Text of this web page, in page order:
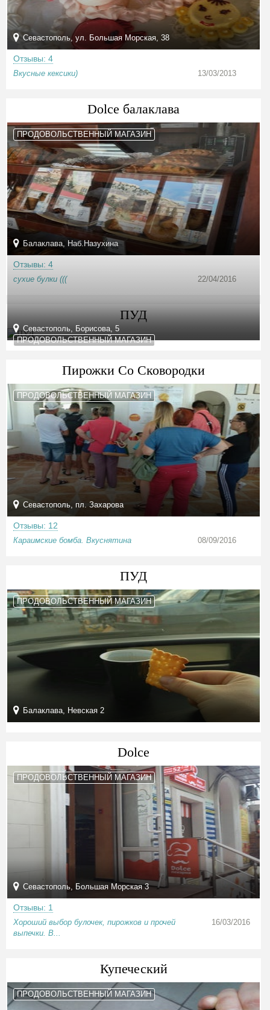
Севастополь, ул. Большая Морская, 38
Отзывы: 4
Вкусные кексики) 13/03/2013
Dolce балаклава
ПРОДОВОЛЬСТВЕННЫЙ МАГАЗИН
Балаклава, Наб.Назухина
Отзывы: 4
сухие булки ((( 22/04/2016
ПУД
ПРОДОВОЛЬСТВЕННЫЙ МАГАЗИН
Севастополь, Борисова, 5
Пирожки Со Сковородки
ПРОДОВОЛЬСТВЕННЫЙ МАГАЗИН
Севастополь, пл. Захарова
Отзывы: 12
Караимские бомба. Вкуснятина 08/09/2016
ПУД
ПРОДОВОЛЬСТВЕННЫЙ МАГАЗИН
Балаклава, Невская 2
Dolce
ПРОДОВОЛЬСТВЕННЫЙ МАГАЗИН
Севастополь, Большая Морская 3
Отзывы: 1
Хороший выбор булочек, пирожков и прочей
выпечки. В...
16/03/2016
Купеческий
ПРОДОВОЛЬСТВЕННЫЙ МАГАЗИН